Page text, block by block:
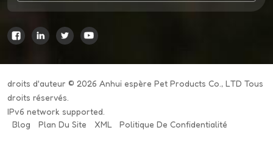
droits d'auteur © 2026 Anhui espère Pet Products Co., LTD Tous
droits réservés.
IPv6 network supported.
Blog
Plan Du Site XML Politique De Confidentialité